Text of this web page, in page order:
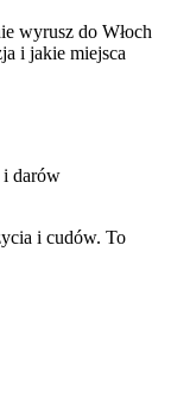
wyrusz do Włoch
i jakie miejsca
i darów
i cudów. To